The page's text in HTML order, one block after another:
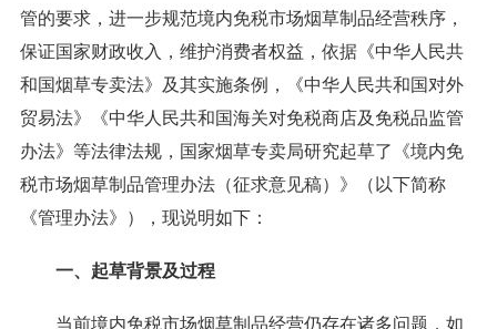
管的要求，进一步规范境内免税市场烟草制品经营秩序，
保证国家财政收入，维护消费者权益，依据《中华人民共
和国烟草专卖法》及其实施条例，《中华人民共和国对外
贸易法》《中华人民共和国海关对免税商店及免税品监管
办法》等法律法规，国家烟草专卖局研究起草了《境内免
税市场烟草制品管理办法（征求意见稿）》（以下简称
《管理办法》），现说明如下：
一、起草背景及过程
当前境内免税市场烟草制品经营仍存在诸多问题，如